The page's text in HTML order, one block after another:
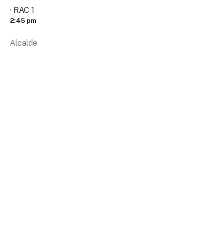
· RAC 1
2:45 pm
Alcalde